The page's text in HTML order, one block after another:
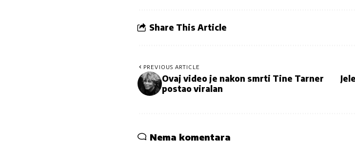
Share This Article
PREVIOUS ARTICLE
Ovaj video je nakon smrti Tine Tarner
postao viralan
Nema komentara